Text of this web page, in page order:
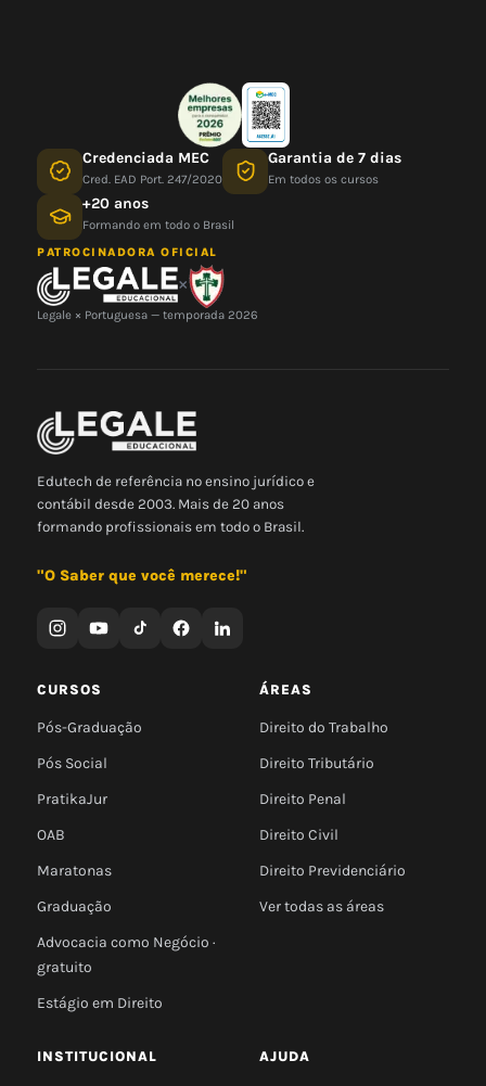
Credenciada MEC
Cred. EAD Port. 247/2020
Garantia de 7 dias
Em todos os cursos
+20 anos
Formando em todo o Brasil
PATROCINADORA OFICIAL
×
Legale × Portuguesa — temporada 2026
Edutech de referência no ensino jurídico e
contábil desde 2003. Mais de 20 anos
formando profissionais em todo o Brasil.
"O Saber que você merece!"
CURSOS
Pós-Graduação
Pós Social
PratikaJur
OAB
Maratonas
Graduação
Advocacia como Negócio ·
gratuito
Estágio em Direito
ÁREAS
Direito do Trabalho
Direito Tributário
Direito Penal
Direito Civil
Direito Previdenciário
Ver todas as áreas
INSTITUCIONAL AJUDA